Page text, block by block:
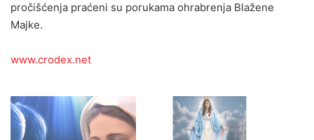
pročišćenja praćeni su porukama ohrabrenja Blažene
Majke.
www.crodex.net